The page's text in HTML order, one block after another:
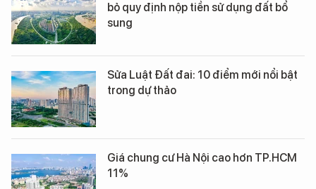
bỏ quy định nộp tiền sử dụng đất bổ
sung
Sửa Luật Đất đai: 10 điểm mới nổi bật
trong dự thảo
Giá chung cư Hà Nội cao hơn TP.HCM
11%